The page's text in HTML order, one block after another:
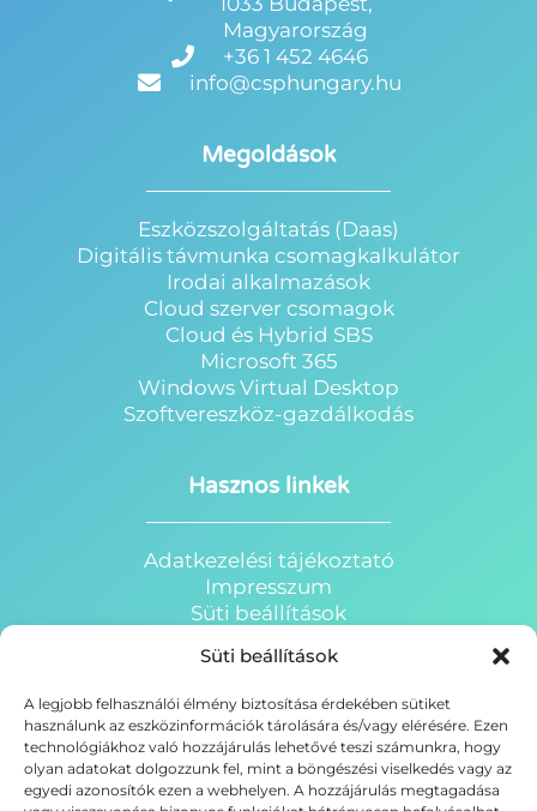
Süti beállítások
A legjobb felhasználói élmény biztosítása érdekében sütiket
használunk az eszközinformációk tárolására és/vagy elérésére. Ezen
technológiákhoz való hozzájárulás lehetővé teszi számunkra, hogy
olyan adatokat dolgozzunk fel, mint a böngészési viselkedés vagy az
egyedi azonosítók ezen a webhelyen. A hozzájárulás megtagadása
Magyarország
+36 1 452 4646
info@csphungary.hu
Megoldások
Eszközszolgáltatás (Daas)
Digitális távmunka csomagkalkulátor
Irodai alkalmazások
Cloud szerver csomagok
Cloud és Hybrid SBS
Microsoft 365
Windows Virtual Desktop
Szoftvereszköz-gazdálkodás
Hasznos linkek
Adatkezelési tájékoztató
Impresszum
Süti beállítások
HRP Portál
HRP - Azure Felhőportál
Business Central ERP